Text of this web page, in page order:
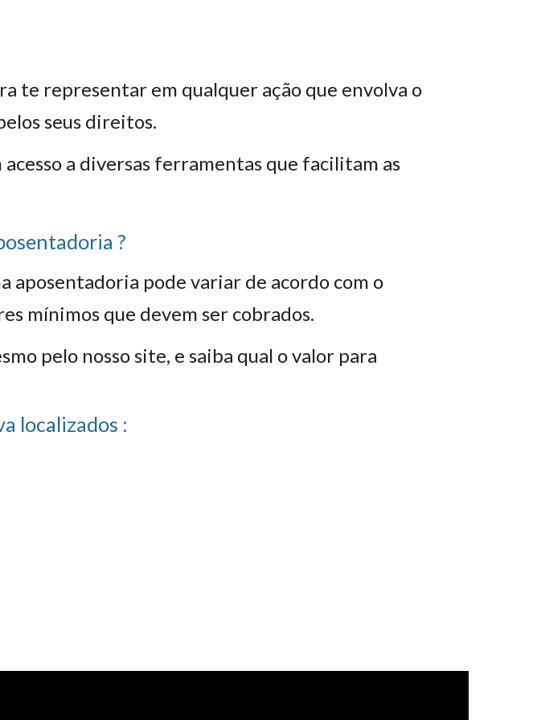
te representar em qualquer ação que envolva o
seus direitos.
a diversas ferramentas que facilitam as
?
aposentadoria pode variar de acordo com o
mínimos que devem ser cobrados.
pelo nosso site, e saiba qual o valor para
localizados :